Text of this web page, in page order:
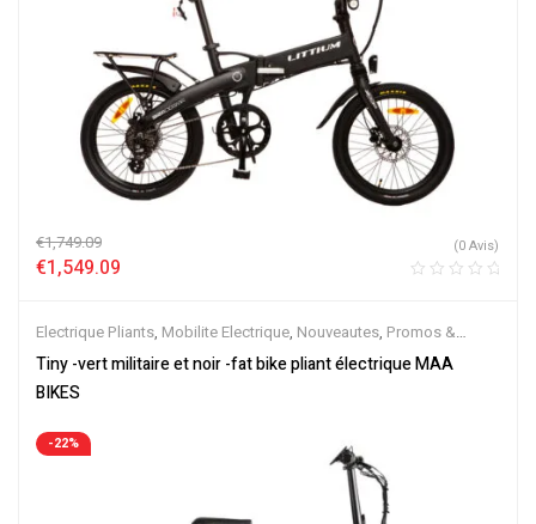
€1,749.09
€1,549.09
(0 Avis)
Electrique Pliants, Mobilite Electrique, Nouveautes, Promos &
Soldes,Vélo électrique ville ,Velos Electriques
Tiny -vert militaire et noir -fat bike pliant électrique MAA
BIKES
-22%